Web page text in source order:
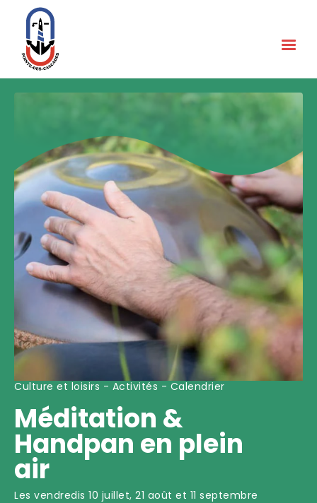
Culture et loisirs - Activités - Calendrier
Méditation &
Handpan en plein
air
Les vendredis 10 juillet, 21 août et 11 septembre